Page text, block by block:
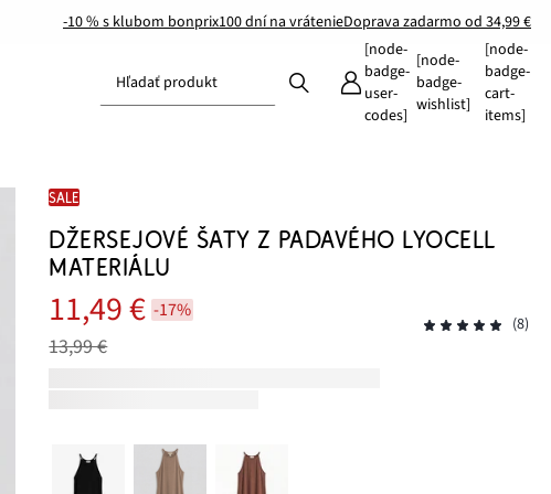
-10 % s klubom bonprix100 dní na vrátenieDoprava zadarmo od 34,99 €
Hľadať produkt
[node-
badge-
user-
codes]
[node-
badge-
wishlist]
[node-
badge-
cart-
items]
SALE
DŽERSEJOVÉ ŠATY Z PADAVÉHO LYOCELL
MATERIÁLU
11,49 € -17%
13,99 €
(8)